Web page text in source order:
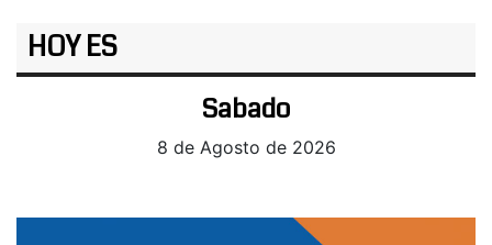
HOY ES
Sabado
8 de Agosto de 2026